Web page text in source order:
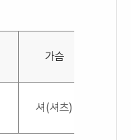
가슴
셔(셔츠)